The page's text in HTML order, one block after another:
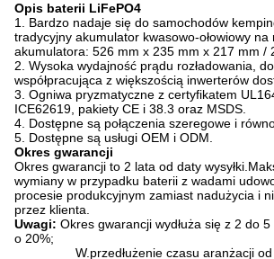
Opis baterii LiFePO4
1. Bardzo nadaje się do samochodów
tradycyjny akumulator kwasowo-ołowiowy na
akumulatora: 526 mm x 235 mm x 217 mm /
2. Wysoka wydajność prądu rozładowania,
współpracująca z większością inwerterów
3. Ogniwa pryzmatyczne z certyfikatem
ICE62619, pakiety CE i 38.3 oraz MSDS.
4. Dostępne są połączenia szeregowe i
5. Dostępne są usługi OEM i ODM.
Okres gwarancji
Okres gwarancji to 2 lata od daty
wymiany w przypadku baterii z wadami
procesie produkcyjnym zamiast nadużycia i
przez klienta.
Uwagi: Okres gwarancji wydłuża się z 2 do
o 20%;
W. przedłużenie czasu aranżacji